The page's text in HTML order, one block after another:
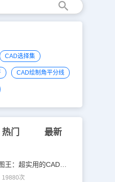
CAD选择集
CAD绘制角平分线
热门 最新
次